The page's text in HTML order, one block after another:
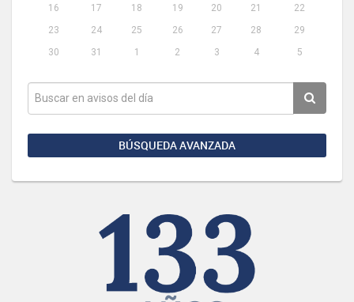
16
17 18 19 20 21
22
23
24 25 26 27 28
29
30
31 1 2 3 4 5
BÚSQUEDA AVANZADA